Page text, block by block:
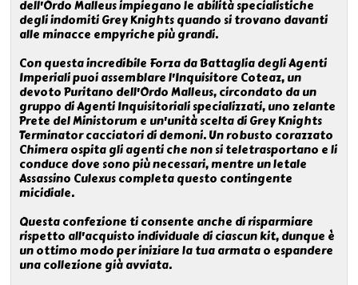
dell'Ordo Malleus impiegano le abilità specialistiche
degli indomiti Grey Knights quando si trovano davanti
alle minacce empyriche più grandi.
Con questa incredibile Forza da Battaglia degli Agenti
Imperiali puoi assemblare l'Inquisitore Coteaz, un
devoto Puritano dell'Ordo Malleus, circondato da un
gruppo di Agenti Inquisitoriali specializzati, uno zelante
Prete del Ministorum e un'unità scelta di Grey Knights
Terminator cacciatori di demoni. Un robusto corazzato
Chimera ospita gli agenti che non si teletrasportano e li
conduce dove sono più necessari, mentre un letale
Assassino Culexus completa questo contingente
micidiale.
Questa confezione ti consente anche di risparmiare
rispetto all'acquisto individuale di ciascun kit, dunque è
un ottimo modo per iniziare la tua armata o espandere
una collezione già avviata.